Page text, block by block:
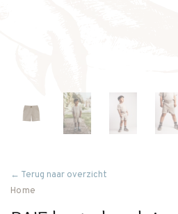
← Terug naar overzicht
Home